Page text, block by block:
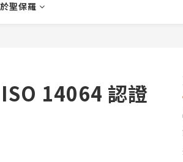
聖保羅
14064 認證